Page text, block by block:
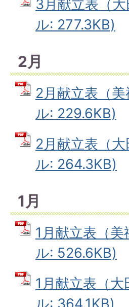
3月献立表（
ル: 277.3KB)
2月
2月献立表（
ル: 229.6KB)
2月献立表（
ル: 264.3KB)
1月
1月献立表（
ル: 526.6KB)
1月献立表（